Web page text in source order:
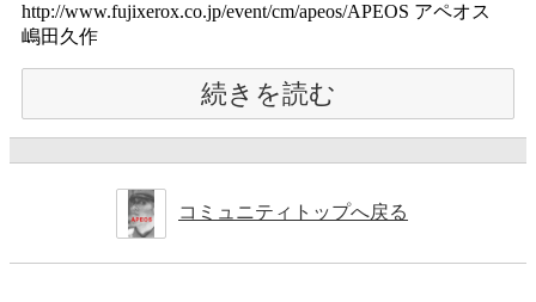
http://www.fujixerox.co.jp/event/cm/apeos/APEOS アペオス
嶋田久作
続きを読む
コミュニティトップへ戻る